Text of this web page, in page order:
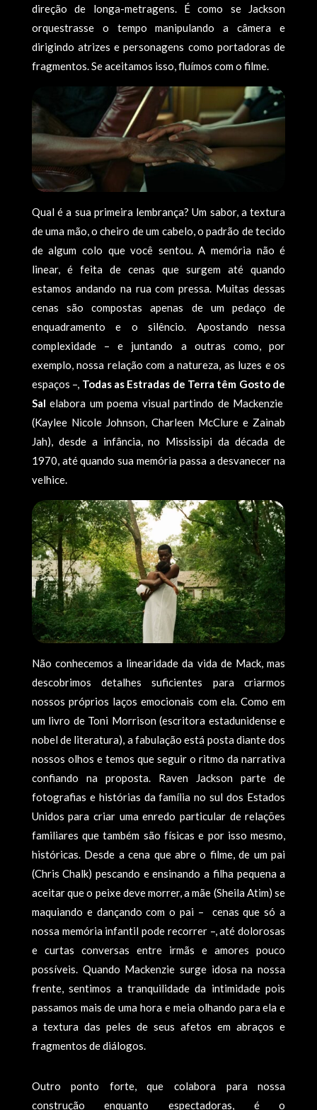
direção de longa-metragens. É como se Jackson
orquestrasse o tempo manipulando a câmera e
dirigindo atrizes e personagens como portadoras de
fragmentos. Se aceitamos isso, fluímos com o filme.
Qual é a sua primeira lembrança? Um sabor, a textura
de uma mão, o cheiro de um cabelo, o padrão de tecido
de algum colo que você sentou. A memória não é
linear, é feita de cenas que surgem até quando
estamos andando na rua com pressa. Muitas dessas
cenas são compostas apenas de um pedaço de
enquadramento e o silêncio. Apostando nessa
complexidade – e juntando a outras como, por
exemplo, nossa relação com a natureza, as luzes e os
espaços –, Todas as Estradas de Terra têm Gosto de
Salelabora um poema visual partindo de Mackenzie
(Kaylee Nicole Johnson, Charleen McClure e Zainab
Jah), desde a infância, no Mississipi da década de
1970, até quando sua memória passa a desvanecer na
velhice.
Não conhecemos a linearidade da vida de Mack, mas
descobrimos detalhes suficientes para criarmos
nossos próprios laços emocionais com ela. Como em
um livro de Toni Morrison (escritora estadunidense e
nobel de literatura), a fabulação está posta diante dos
nossos olhos e temos que seguir o ritmo da narrativa
confiando na proposta. Raven Jackson parte de
fotografias e histórias da família no sul dos Estados
Unidos para criar uma enredo particular de relações
familiares que também são físicas e por isso mesmo,
históricas. Desde a cena que abre o filme, de um pai
(Chris Chalk) pescando e ensinando a filha pequena a
aceitar que o peixe deve morrer, a mãe (Sheila Atim) se
maquiando e dançando com o pai – cenas que só a
nossa memória infantil pode recorrer –, até dolorosas
e curtas conversas entre irmãs e amores pouco
possíveis. Quando Mackenzie surge idosa na nossa
frente, sentimos a tranquilidade da intimidade pois
passamos mais de uma hora e meia olhando para ela e
a textura das peles de seus afetos em abraços e
fragmentos de diálogos.
Outro ponto forte, que colabora para nossa
construção enquanto espectadoras, é o